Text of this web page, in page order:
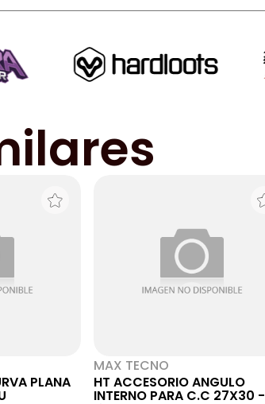
PLANA
MAX TECNO
HT ACCESORIO ANGULO
INTERNO PARA C.C 27X30 -